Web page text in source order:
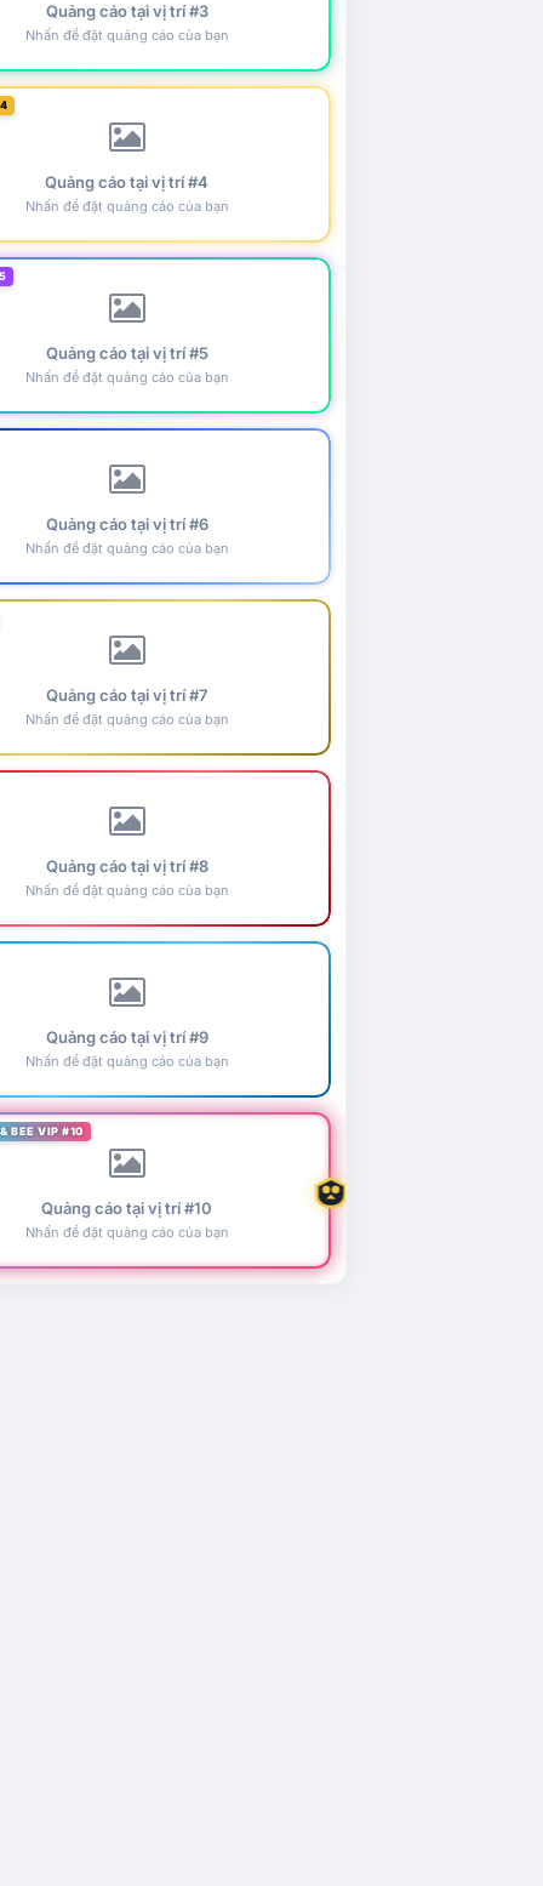
Quảng cáo tại vị trí #3
Nhấn để đặt quảng cáo của bạn
Quảng cáo tại vị trí #4
Nhấn để đặt quảng cáo của bạn
Quảng cáo tại vị trí #5
Nhấn để đặt quảng cáo của bạn
Quảng cáo tại vị trí #6
Nhấn để đặt quảng cáo của bạn
Quảng cáo tại vị trí #7
Nhấn để đặt quảng cáo của bạn
Quảng cáo tại vị trí #8
Nhấn để đặt quảng cáo của bạn
Quảng cáo tại vị trí #9
Nhấn để đặt quảng cáo của bạn
BEE VIP #10
Quảng cáo tại vị trí #10
Nhấn để đặt quảng cáo của bạn